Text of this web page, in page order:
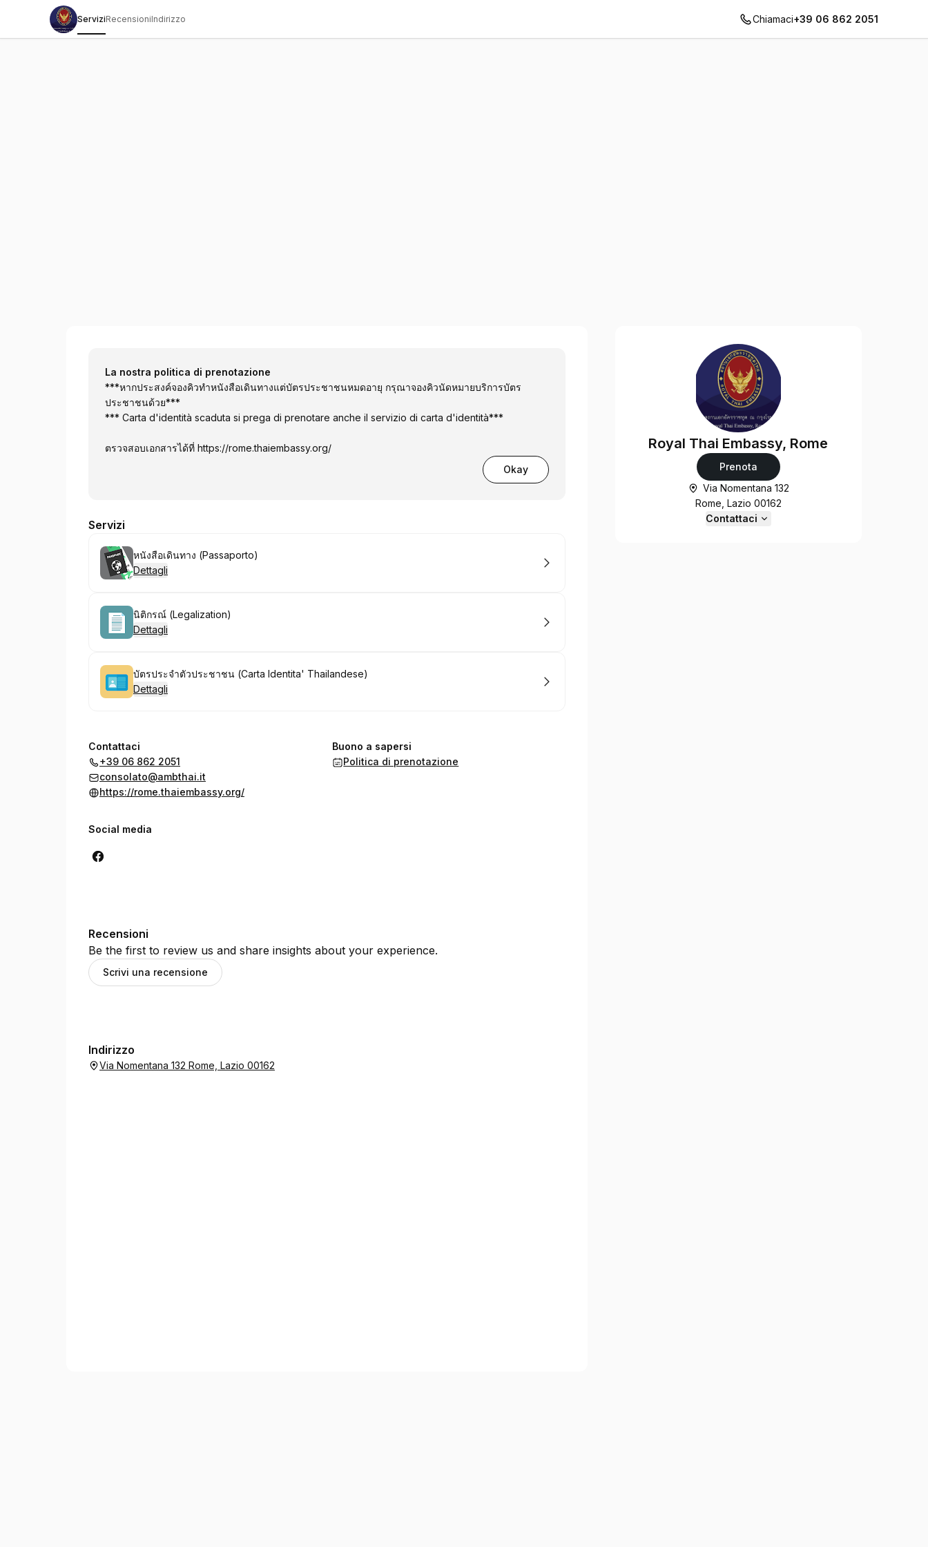
ServiziRecensioniIndirizzo Chiamaci+39 06 862 2051
La nostra politica di prenotazione
***หากประสงค์จองคิวทำหนังสือเดินทางแต่บัตรประชาชนหมดอายุ กรุณาจองคิวนัดหมายบริการบัตร
ประชาชนด้วย***
*** Carta d'identità scaduta si prega di prenotare anche il servizio di carta d'identità***
ตรวจสอบเอกสารได้ที่ https://rome.thaiembassy.org/
Okay
Servizi
Prenota
หนังสือเดินทาง (Passaporto)
Dettagli
Prenota
นิติกรณ์ (Legalization)
Dettagli
Prenota
บัตรประจำตัวประชาชน (Carta Identita' Thailandese)
Dettagli
Contattaci
+39 06 862 2051
consolato@ambthai.it
https://rome.thaiembassy.org/
Buono a sapersi
Politica di prenotazione
Social media
Recensioni
Be the first to review us and share insights about your experience.
Scrivi una recensione
Indirizzo
Via Nomentana 132 Rome, Lazio 00162
Royal Thai Embassy, Rome
Prenota
Via Nomentana 132
Rome, Lazio 00162
Contattaci